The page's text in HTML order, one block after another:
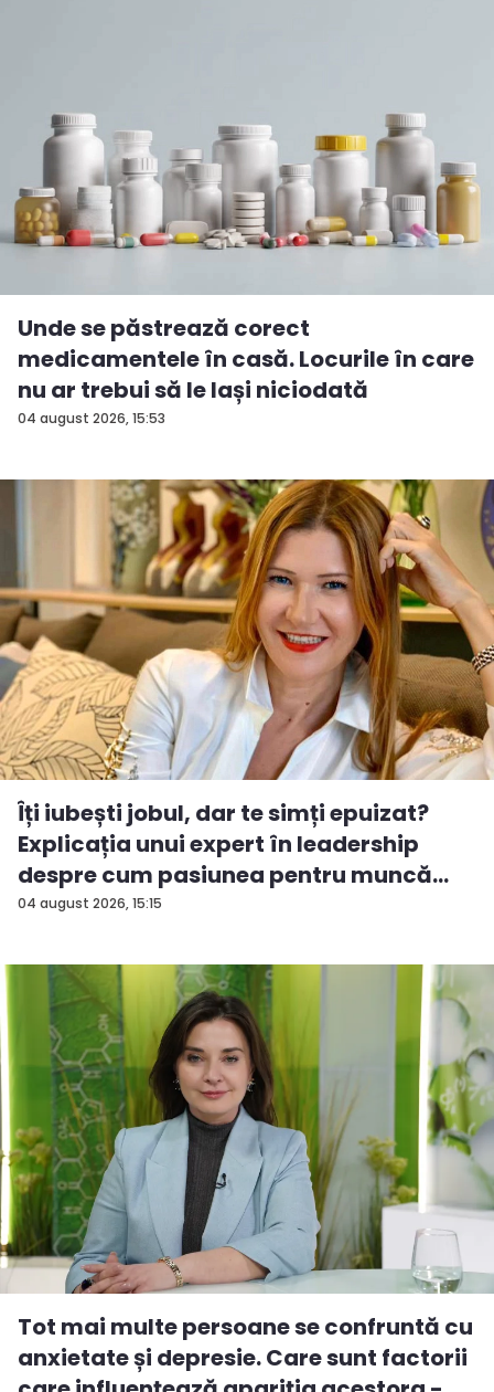
04 august 2026, 15:53
Unde se păstrează corect
medicamentele în casă. Locurile în care
nu ar trebui să le lași niciodată
04 august 2026, 15:15
Îți iubești jobul, dar te simți epuizat?
Explicația unui expert în leadership
despre cum pasiunea pentru muncă
po...
Tot mai multe persoane se confruntă cu
anxietate și depresie. Care sunt factorii